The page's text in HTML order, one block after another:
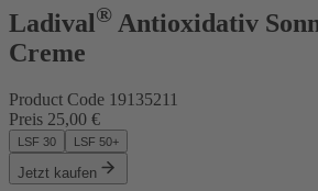
Ladival® Antioxidativ
Creme
Product Code 19135211
Preis 25,00 €
LSF 30 LSF 50+
Jetzt kaufen